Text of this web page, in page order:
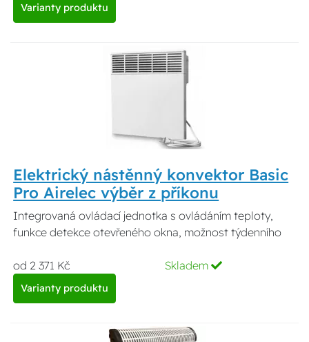
Varianty produktu
Elektrický nástěnný konvektor Basic
Pro Airelec výběr z příkonu
Integrovaná ovládací jednotka s ovládáním teploty,
funkce detekce otevřeného okna, možnost týdenního
od 2 371 Kč Skladem
Varianty produktu